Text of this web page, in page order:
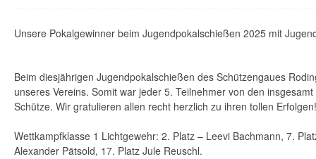
Unsere Pokalgewinner beim Jugendpokalschießen 2025 mit
Beim diesjährigen Jugendpokalschießen des Schützengaues
unseres Vereins. Somit war jeder 5. Teilnehmer von den
Schütze. Wir gratulieren allen recht herzlich zu ihren tollen Erfolgen!
Wettkampfklasse 1 Lichtgewehr: 2. Platz – Leevi Bachmann, 7.
Alexander Pätsold, 17. Platz Jule Reuschl.